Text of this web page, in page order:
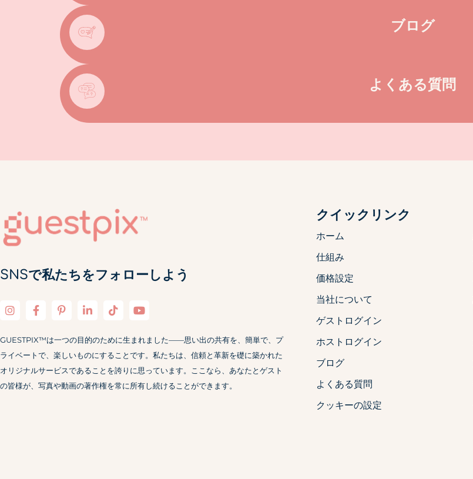
ブログ
よくある質問
SNSで私たちをフォローしよう
GUESTPIX™は一つの目的のために生まれました——思い出の共有を、簡単で、プ
ライベートで、楽しいものにすることです。私たちは、信頼と革新を礎に築かれた
オリジナルサービスであることを誇りに思っています。ここなら、あなたとゲスト
の皆様が、写真や動画の著作権を常に所有し続けることができます。
クイックリンク
ホーム
仕組み
価格設定
当社について
ゲストログイン
ホストログイン
ブログ
よくある質問
クッキーの設定